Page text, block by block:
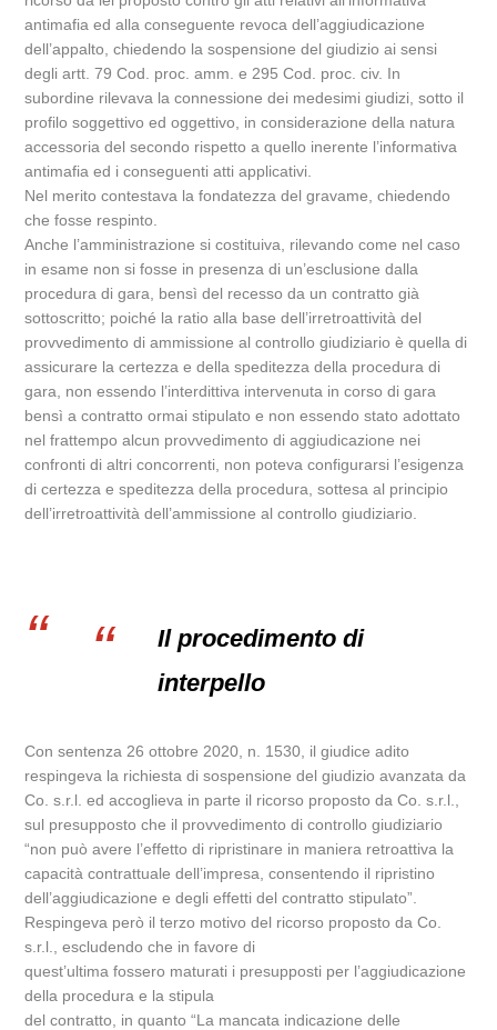
antimafia ed alla conseguente revoca dell’aggiudicazione
dell’appalto, chiedendo la sospensione del giudizio ai sensi
degli artt. 79 Cod. proc. amm. e 295 Cod. proc. civ. In
subordine rilevava la connessione dei medesimi giudizi, sotto il
profilo soggettivo ed oggettivo, in considerazione della natura
accessoria del secondo rispetto a quello inerente l’informativa
antimafia ed i conseguenti atti applicativi.
Nel merito contestava la fondatezza del gravame, chiedendo
che fosse respinto.
Anche l’amministrazione si costituiva, rilevando come nel caso
in esame non si fosse in presenza di un’esclusione dalla
procedura di gara, bensì del recesso da un contratto già
sottoscritto; poiché la ratio alla base dell’irretroattività del
provvedimento di ammissione al controllo giudiziario è quella di
assicurare la certezza e della speditezza della procedura di
gara, non essendo l’interdittiva intervenuta in corso di gara
bensì a contratto ormai stipulato e non essendo stato adottato
nel frattempo alcun provvedimento di aggiudicazione nei
confronti di altri concorrenti, non poteva configurarsi l’esigenza
di certezza e speditezza della procedura, sottesa al principio
dell’irretroattività dell’ammissione al controllo giudiziario.
Il procedimento di
interpello
Con sentenza 26 ottobre 2020, n. 1530, il giudice adito
respingeva la richiesta di sospensione del giudizio avanzata da
Co. s.r.l. ed accoglieva in parte il ricorso proposto da Co. s.r.l.,
sul presupposto che il provvedimento di controllo giudiziario
“non può avere l’effetto di ripristinare in maniera retroattiva la
capacità contrattuale dell’impresa, consentendo il ripristino
dell’aggiudicazione e degli effetti del contratto stipulato”.
Respingeva però il terzo motivo del ricorso proposto da Co.
s.r.l., escludendo che in favore di
quest’ultima fossero maturati i presupposti per l’aggiudicazione
della procedura e la stipula
del contratto, in quanto “La mancata indicazione delle